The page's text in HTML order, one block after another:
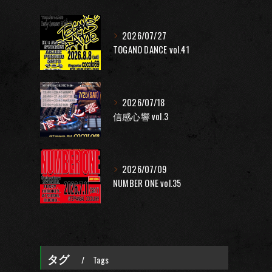
2026/07/27
TOGANO DANCE vol.41
2026/07/18
信感心響 vol.3
2026/07/09
NUMBER ONE vol.35
タグ Tags